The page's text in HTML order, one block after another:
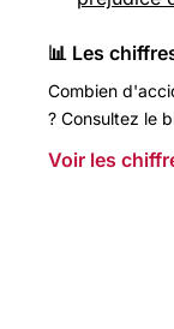
📊 Les
Combien
? Consultez le
Voir les